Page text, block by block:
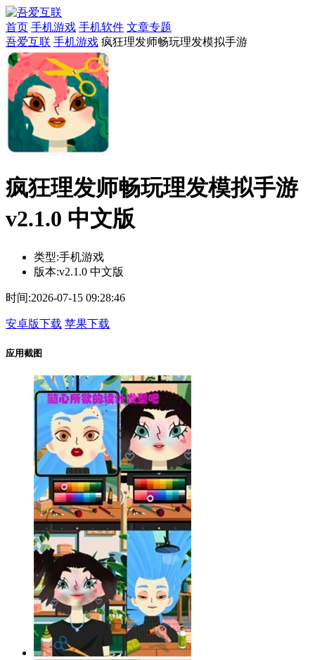
首页 手机游戏 手机软件 文章专题
吾爱互联 手机游戏 疯狂理发师畅玩理发模拟手游
疯狂理发师畅玩理发模拟手游
v2.1.0 中文版
类型:手机游戏
版本:v2.1.0 中文版
时间:2026-07-15 09:28:46
安卓版下载 苹果下载
应用截图